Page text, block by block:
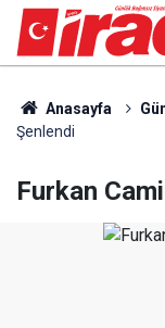
Anasayfa
Şenlendi
Furkan